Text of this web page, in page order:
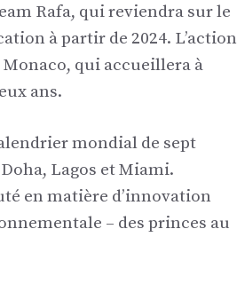
Rafa, qui reviendra sur le
à partir de 2024. L’action
Monaco, qui accueillera à
ans.
mondial de sept
Lagos et Miami.
en matière d’innovation
– des princes au